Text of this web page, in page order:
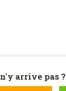
arrive pas ?